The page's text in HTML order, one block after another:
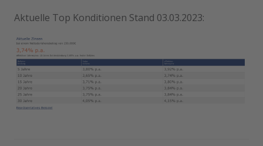
Aktuelle Top Konditionen Stand 03.03.2023: